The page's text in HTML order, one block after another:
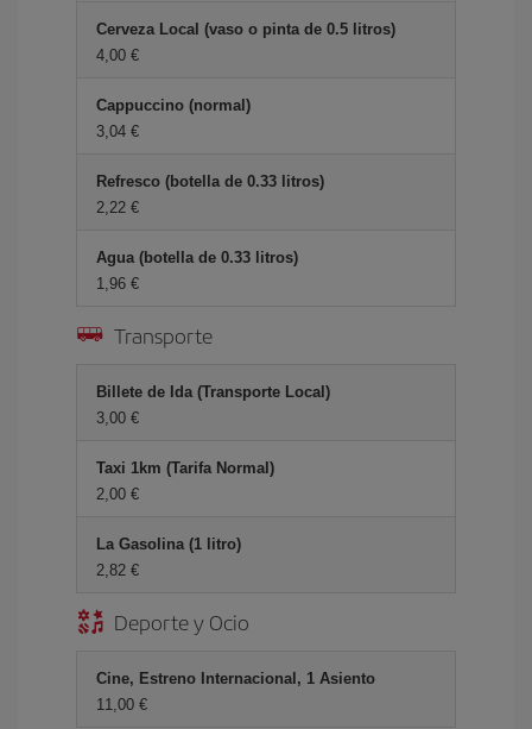
Cerveza Local (vaso o pinta de 0.5 litros)
4,00 €
Cappuccino (normal)
3,04 €
Refresco (botella de 0.33 litros)
2,22 €
Agua (botella de 0.33 litros)
1,96 €
Transporte
Billete de Ida (Transporte Local)
3,00 €
Taxi 1km (Tarifa Normal)
2,00 €
La Gasolina (1 litro)
2,82 €
Deporte y Ocio
Cine, Estreno Internacional, 1 Asiento
11,00 €